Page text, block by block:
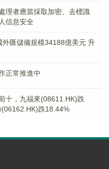
理者應當採取加密、去標識
信息安全
外匯儲備規模34188億美元 升
正常推進中
十，九福來(08611.HK)跌
跌18.44%